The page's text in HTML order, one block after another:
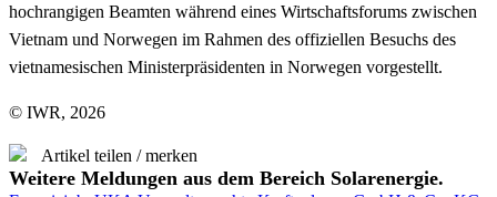
hochrangigen Beamten während eines Wirtschaftsforums zwischen
Vietnam und Norwegen im Rahmen des offiziellen Besuchs des
vietnamesischen Ministerpräsidenten in Norwegen vorgestellt.
© IWR, 2026
Artikel teilen / merken
Weitere Meldungen aus dem Bereich Solarenergie.